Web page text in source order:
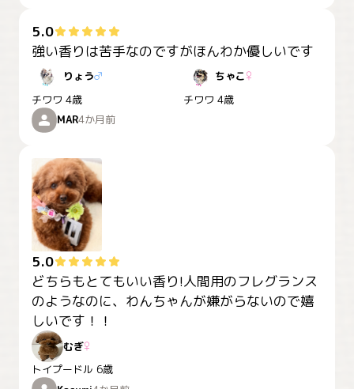
5.0
強い香りは苦手なのですがほんわか優しいです
りょう♂
チワワ 4歳
ちゃこ♀
チワワ 4歳
MAR4か月前
5.0
どちらもとてもいい香り!人間用のフレグランス
のようなのに、わんちゃんが嫌がらないので嬉
しいです！！
むぎ♀
トイプードル 6歳